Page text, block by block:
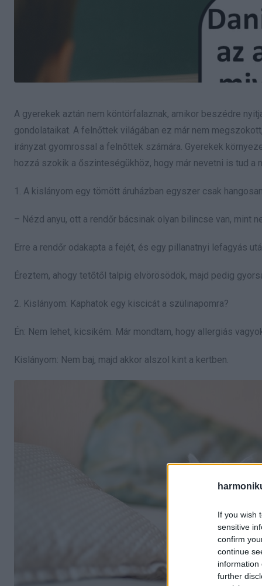
If you wish
sensitive
confirm
continue
information
further
A gyerekek aztán nem köntörfalaznak, amikor beszédre
gondolataikat. A felnőttek világában ez már nem
irányzat gyomrossal a felnőttek számára. Gyerekek
hozzá szokik a őszinteségükhöz, hogy már nevetni is tud a
1. A kislányom egy tömött áruházban egyszer csak
– Nézd anyu, ott a rendőr bácsinak olyan bilincse van, mint
Erre a rendőr odakapta a fejét, és egy pillanatnyi lefagyás
Éreztem, ahogy tetőtől talpig elvörösödök, majd pedig
2. Kislányom: Kaphatok egy kiscicát a szülinapomra?
Én: Nem lehet, kicsikém. Már mondtam, hogy allergiás
Kislányom: Nem baj, majd akkor alszol kint a kertben.